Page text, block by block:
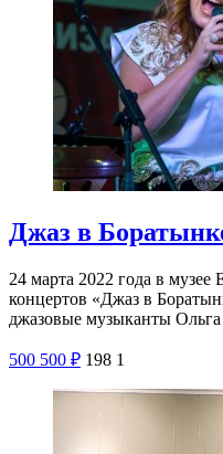
Джаз в
24 марта 2022 года в
концертов «Джаз в
джазовые музыканты
500 500 ₽ 198 1